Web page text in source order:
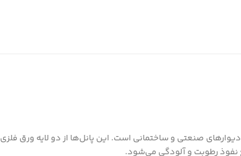
صنعتی و ساختمانی است. این پانل‌ها از دو لایه ورق فلزی
نفوذ رطوبت و آلودگی می‌شود.